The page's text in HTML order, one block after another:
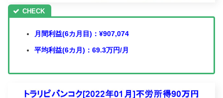
月間利益(6カ月目)：¥907,074
平均利益(6カ月)：69.3万円/月